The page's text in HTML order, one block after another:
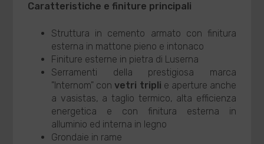
Caratteristiche e finiture principali
Struttura in cemento armato con finitura
esterna in mattone pieno e intonaco
Finiture esterne in pietra di Luserna
Serramenti della prestigiosa marca
"Internom" convetri tripli e aperture anche
a vasistas, a taglio termico, alta efficienza
energetica e con finitura esterna in
alluminio ed interna in legno
Grondaie in rame